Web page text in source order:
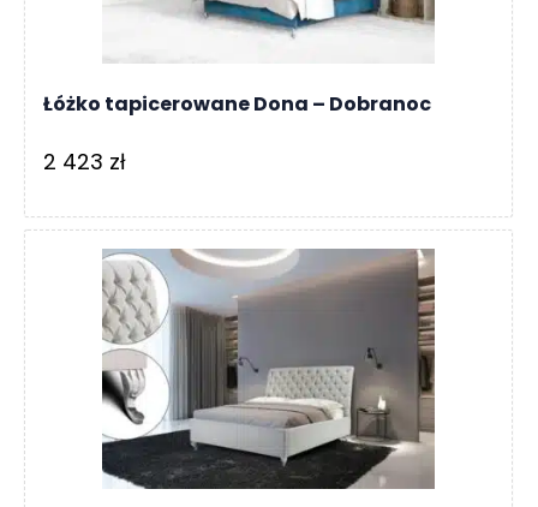
Łóżko tapicerowane Dona – Dobranoc
2 423 zł